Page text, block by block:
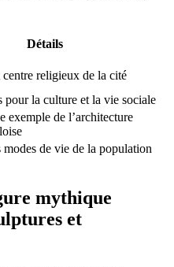
Détails
religieux de la cité
pour la culture et la vie sociale
exemple de l’architecture
de vie de la population
mythique
et